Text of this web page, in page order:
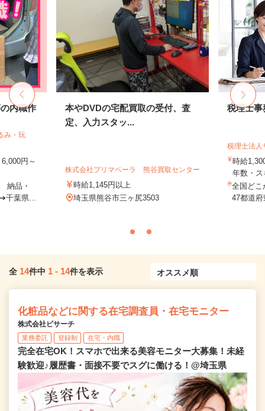
内職作
み・玩
円～
納品・
千葉県...
本やDVDの宅配買取の受付、査
定、入力スタッ...
株式会社プリマベーラ 熊谷買取センター
時給1,145円以上
埼玉県熊谷市三ヶ尻3503
税理士事
税理士法人
時給
年数・
全国どこ
47都道
全 14件中 1 - 14件を表示
化粧品などに関する在宅調査員・在宅モニター
株式会社ビサーチ
業務委託 登録制 在宅・内職
完全在宅OK！スマホで出来る美容モニター大募集！未経
験歓迎♪履歴書・面接不要でスグに働ける！@埼玉県